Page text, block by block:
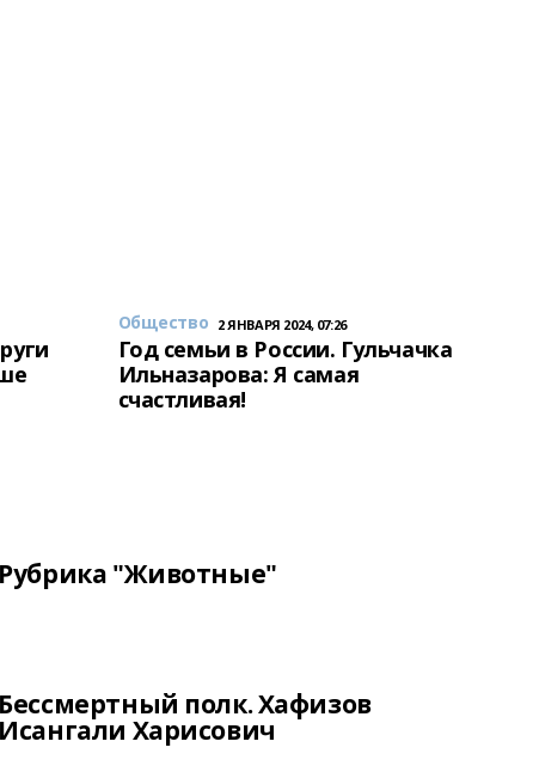
Общество 2 ЯНВАРЯ 2024, 07:26
Год семьи в России. Гульчачка
Ильназарова: Я самая
счастливая!
Рубрика "Животные"
Бессмертный полк. Хафизов
Исангали Харисович